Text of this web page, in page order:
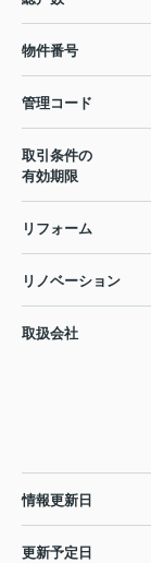
物件番号
管理コード
取引条件の
有効期限
リフォーム
リノベーション
取扱会社
情報更新日
更新予定日